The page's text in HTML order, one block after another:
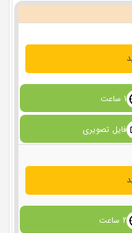
1 ساعت
فایل تصویری
2 ساعت